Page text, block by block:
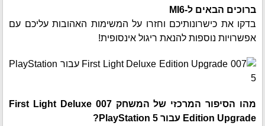
ברוכים הבאים ל-MI6
בדקו את כישרונותיכם וחזרו על המשימות האהובות עליכם עם
אפשרויות נוספות להנאת ריגול אינסופית!
מהו הסיפור המרכזי של המשחק 007 First Light Deluxe
Edition Upgrade עבור PlayStation 5?